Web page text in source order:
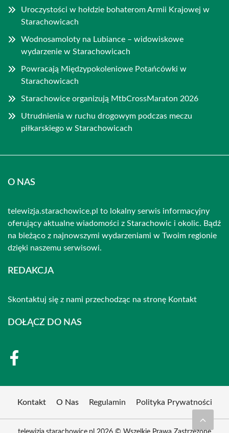
Uroczystości w hołdzie bohaterom Armii Krajowej w
Starachowicach
Wodnosamoloty na Lubiance – widowiskowe
wydarzenie w Starachowicach
Powracają Międzypokoleniowe Potańcówki w
Starachowicach
Starachowice organizują MtbCrossMaraton 2026
Utrudnienia w ruchu drogowym podczas meczu
piłkarskiego w Starachowicach
O NAS
telewizja.starachowice.pl to lokalny serwis informacyjny
oferujący aktualne wiadomości z Starachowic i okolic. Bądź
na bieżąco z najnowszymi wydarzeniami w Twoim regionie
dzięki naszemu serwisowi.
REDAKCJA
Skontaktuj się z nami przechodząc na stronę Kontakt
DOŁĄCZ DO NAS
Kontakt O Nas Regulamin Polityka Prywatności